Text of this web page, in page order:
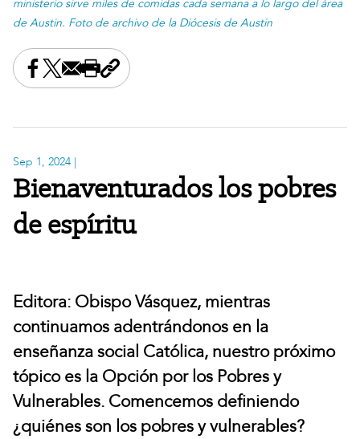
ministerio sirve miles de comidas cada semana a lo largo del área
de Austin. Foto de archivo de la Diócesis de Austin
Share this on Facebook
Share this on X
Share this by email
Print this page
Copy the page address
Sep 1, 2024 |
Bienaventurados los pobres
de espíritu
Editora: Obispo Vásquez, mientras
continuamos adentrándonos en la
enseñanza social Católica, nuestro próximo
tópico es la Opción por los Pobres y
Vulnerables. Comencemos definiendo
¿quiénes son los pobres y vulnerables?